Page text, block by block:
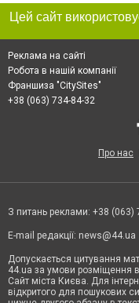
Реклама на сайті
Робота в нашій компанії
Франшиза "CitySites"
+38 (063) 734-84-32
Про нас
З питань реклами: +38 (063)
E-mail редакції: news@44.ua
Допускається цитування
44.ua за умови розміщення
Сайт міста Києва. Для
відкритого для пошукових